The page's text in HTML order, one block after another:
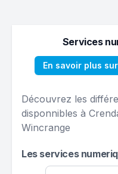
Services
En savoir plus
Découvrez les
disponnibles à
Wincrange
Les services